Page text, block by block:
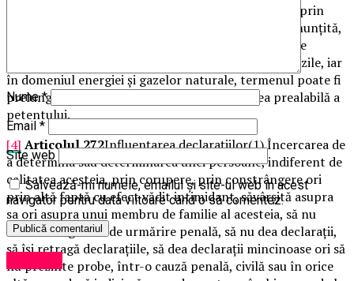
În situația în care aspectele sesizate prin
petiție necesită o informare și o cercetare mai amănunțită,
conducătorul autorității sau instituției publice poate
cu cel mult 15 zile, iar
în domeniul energiei și gazelor naturale, termenul poate fi
prelungit cu cel mult 30 de zile, cu notificarea prealabilă a
petentului.
[4] Articolul 272Influențarea declarațiilor(1) Încercarea de
a determina sau determinarea unei persoane, indiferent de
calitatea acesteia, prin corupere, prin constrângere ori
prin altă faptă cu efect vădit intimidant, săvârșită asupra
sa ori asupra unui membru de familie al acesteia, să nu
sesizeze organele de urmărire penală, să nu dea declarații,
să își retragă declarațiile, să dea declarații mincinoase ori să
nu prezinte probe, într-o cauză penală, civilă sau în orice
Nume*
Email *
Site web
Salvează-mi numele, emailul și site-ul web în acest
navigator pentru data viitoare când o să comentez.